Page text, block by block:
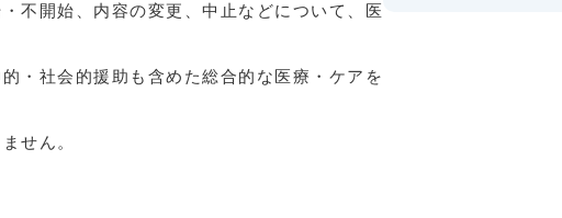
不開始、内容の変更、中止などについて、医
・社会的援助も含めた総合的な医療・ケアを
せん。